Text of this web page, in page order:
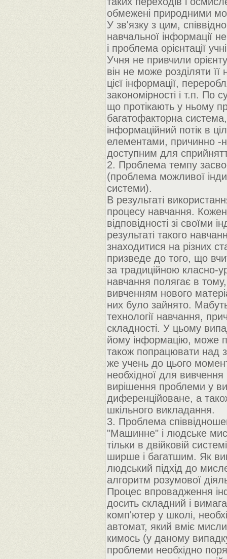
обмежені природними
У зв'язку з цим,
навчальної інформації
і проблема орієнтації
Учня не привчили
він не може розділяти
цієї інформації,
закономірності і т.п. По
що протікають у ньому
багатофакторна система,
інформаційний потік в
елементами, причинно -
доступним для
2. Проблема темпу
(проблема можливої
системи).
В результаті
процесу навчання.
відповідності зі своїми
результаті такого
знаходитися на різних
призведе до того, що
за традиційною класно-
навчання полягає в
вивченням нового
них було зайнято.
технології навчання,
складності. У цьому
йому інформацію, може
також попрацювати над
же учень до цього
необхідної для
вирішення проблеми у
диференційоване, а
шкільного викладання.
3. Проблема
"Машинне" і людське
тільки в двійковій
ширше і багатшим. Як
людський підхід до
алгоритм розумової
Процес впровадження
досить складний і
комп'ютер у школі,
автомат, який вміє
кимось (у даному
проблеми необхідно